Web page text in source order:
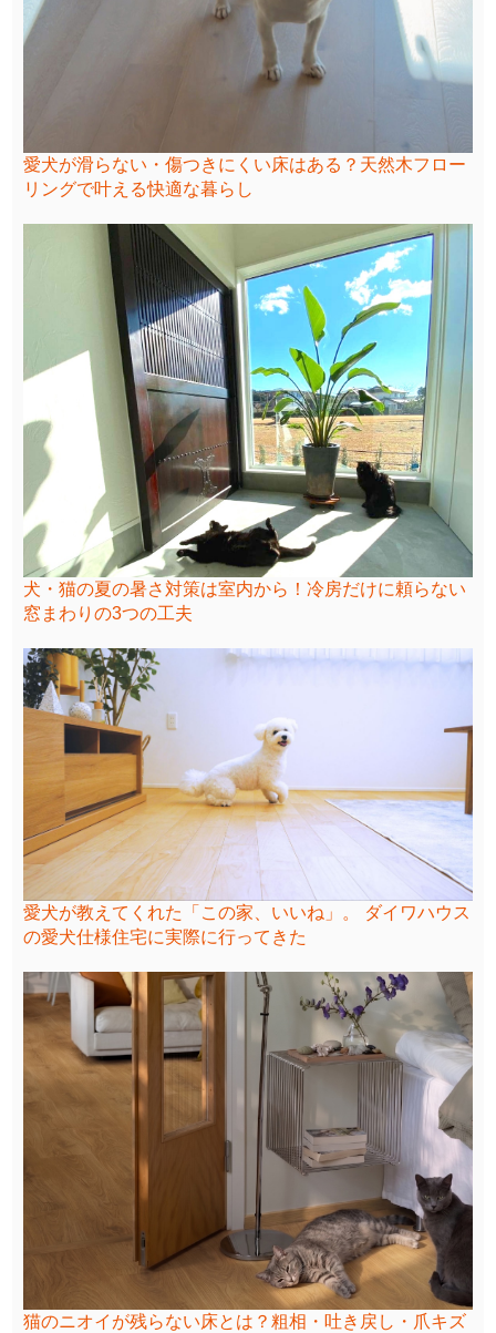
愛犬が滑らない・傷つきにくい床はある？天然木フロー
リングで叶える快適な暮らし
犬・猫の夏の暑さ対策は室内から！冷房だけに頼らない
窓まわりの3つの工夫
愛犬が教えてくれた「この家、いいね」。 ダイワハウス
の愛犬仕様住宅に実際に行ってきた
猫のニオイが残らない床とは？粗相・吐き戻し・爪キズ